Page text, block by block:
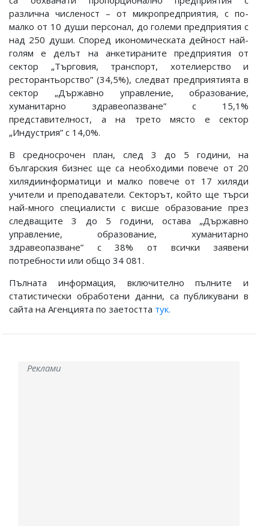
различна численост – от микропредприятия, с по-
малко от 10 души персонал, до големи предприятия с
над 250 души. Според икономическата дейност най-
голям е делът на анкетираните предприятия от
сектор „Търговия, транспорт, хотелиерство и
ресторантьорство” (34,5%), следват предприятията в
сектор „Държавно управление, образование,
хуманитарно здравеопазване” с 15,1%
представителност, а на трето място е сектор
„Индустрия” с 14,0%.
В средносрочен план, след 3 до 5 години, на
българския бизнес ще са необходими повече от 20
хилядиинформатици и малко повече от 17 хиляди
учители и преподаватели. Секторът, който ще търси
най-много специалисти с висше образование през
следващите 3 до 5 години, остава „Държавно
управление, образование, хуманитарно
здравеопазване” с 38% от всички заявени
потребности или общо 34 081.
Пълната информация, включително пълните и
статистически обработени данни, са публикувани в
сайта на Агенцията по заетостта тук.
Реклами